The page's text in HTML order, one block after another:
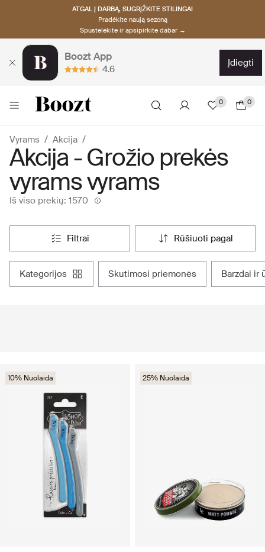
ATGAL Į DARBĄ, SUGRĮŽKITE STILINGAI
Pradėkite naują sezoną
Spustelėkite ir apsipirkite dabar →
Boozt App
4.6
įdiegti
0 0
Vyrams Akcija
Akcija - Grožio prekės
vyrams vyrams
Iš viso prekių: 1570
filtrai rūšiuoti pagal
kategorijos skutimosi priemonės barzdai ir
10% Nuolaida 25% Nuolaida